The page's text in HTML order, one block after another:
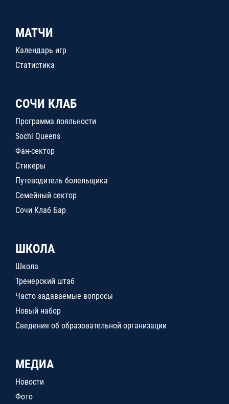
МАТЧИ
Календарь игр
Статистика
СОЧИ КЛАБ
Программа лояльности
Sochi Queens
Фан-сектор
Стикеры
Путеводитель болельщика
Семейный сектор
Сочи Клаб Бар
ШКОЛА
Школа
Тренерский штаб
Часто задаваемые вопросы
Новый набор
Сведения об образовательной организации
МЕДИА
Новости
Фото